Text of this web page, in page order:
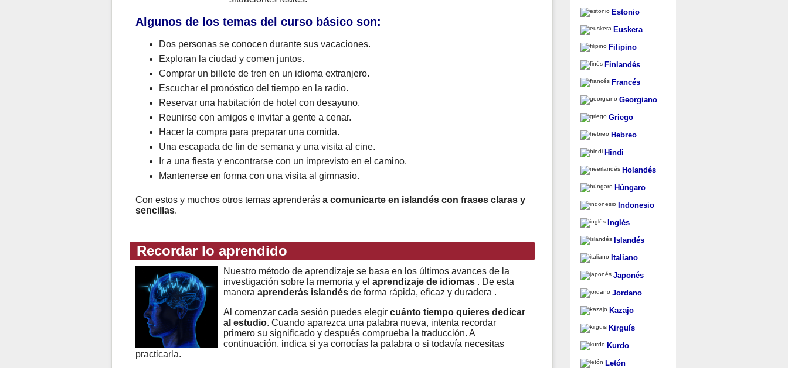
Algunos de los temas del curso básico son:
Dos personas se conocen durante sus vacaciones.
Exploran la ciudad y comen juntos.
Comprar un billete de tren en un idioma extranjero.
Escuchar el pronóstico del tiempo en la radio.
Reservar una habitación de hotel con desayuno.
Reunirse con amigos e invitar a gente a cenar.
Hacer la compra para preparar una comida.
Una escapada de fin de semana y una visita al cine.
Ir a una fiesta y encontrarse con un imprevisto en el camino.
Mantenerse en forma con una visita al gimnasio.
Con estos y muchos otros temas aprenderás a comunicarte en islandés con frases claras y
sencillas.
Recordar lo aprendido
Nuestro método de aprendizaje se basa en los últimos avances de la
investigación sobre la memoria y el aprendizaje de idiomas. De esta
manera aprenderás islandésde forma rápida, eficaz y duradera .
Al comenzar cada sesión puedes elegir cuánto tiempo quieres dedicar
al estudio. Cuando aparezca una palabra nueva, intenta recordar
primero su significado y después comprueba la traducción. A
continuación, indica si ya conocías la palabra o si todavía necesitas
practicarla.
Estonio
Euskera
Filipino
Finlandés
Francés
Georgiano
Griego
Hebreo
Hindi
Holandés
Húngaro
Indonesio
Inglés
Islandés
Italiano
Japonés
Jordano
Kazajo
Kirguís
Kurdo
Letón